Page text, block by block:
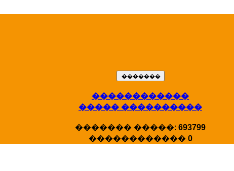
X�����
�����
������������
����� ����������
������� �����: 693799
������������ 0